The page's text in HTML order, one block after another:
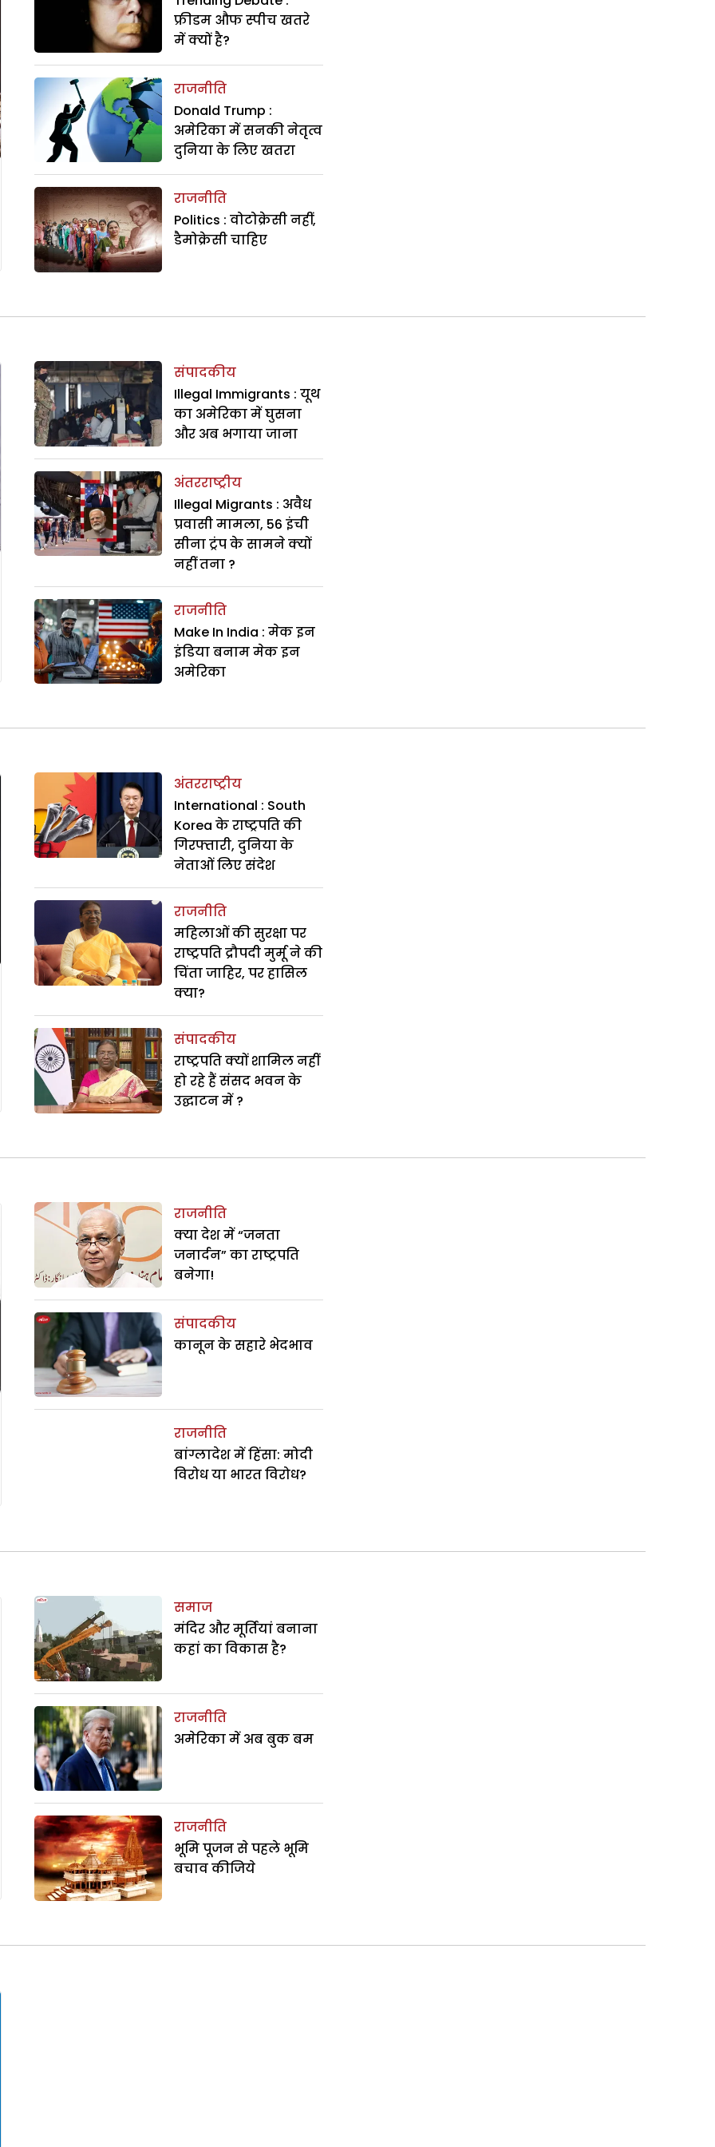
फ्रीडम औफ स्पीच खतरे
में क्यों है?
राजनीति
Donald Trump :
अमेरिका में सनकी नेतृत्व
दुनिया के लिए खतरा
राजनीति
Politics : वोटोक्रेसी नहीं,
डैमोक्रेसी चाहिए
संपादकीय
Illegal Immigrants : यूथ
का अमेरिका में घुसना
और अब भगाया जाना
अंतरराष्ट्रीय
Illegal Migrants : अवैध
प्रवासी मामला, 56 इंची
सीना ट्रंप के सामने क्यों
नहीं तना ?
राजनीति
Make In India : मेक इन
इंडिया बनाम मेक इन
अमेरिका
अंतरराष्ट्रीय
International : South
Korea के राष्ट्रपति की
गिरफ्तारी, दुनिया के
नेताओं लिए संदेश
राजनीति
महिलाओं की सुरक्षा पर
राष्ट्रपति द्रौपदी मुर्मू ने की
चिंता जाहिर, पर हासिल
क्या?
संपादकीय
राष्ट्रपति क्यों शामिल नहीं
हो रहे हैं संसद भवन के
उद्घाटन में ?
राजनीति
क्या देश में “जनता
जनार्दन” का राष्ट्रपति
बनेगा!
संपादकीय
कानून के सहारे भेदभाव
राजनीति
बांग्लादेश में हिंसा: मोदी
विरोध या भारत विरोध?
समाज
मंदिर और मूर्तियां बनाना
कहां का विकास है?
राजनीति
अमेरिका में अब बुक बम
राजनीति
भूमि पूजन से पहले भूमि
बचाव कीजिये